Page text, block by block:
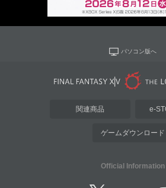
パソコン版へ
関連商品 e-
ゲームダウンロード
Official Information